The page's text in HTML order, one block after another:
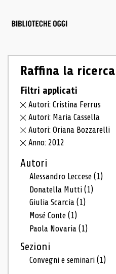
Raffina la ricerca
Filtri applicati
Autori: Cristina Ferrus
Autori: Maria Cassella
Autori: Oriana Bozzarelli
Anno: 2012
Autori
Alessandro Leccese(1)
Donatella Mutti(1)
Giulia Scarcia(1)
Mosé Conte(1)
Paola Novaria(1)
Sezioni
Convegni e seminari(1)